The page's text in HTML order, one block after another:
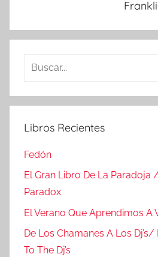
Buscar:
Libros Recientes
Fedón
El Gran Libro De La Paradoja
Paradox
El Verano Que Aprendimos A
De Los Chamanes A Los
To The Dj’s